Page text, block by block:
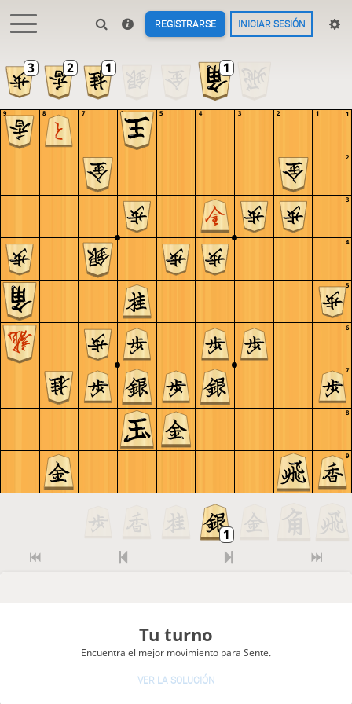
REGISTRARSE INICIAR SESIÓN
9
8
7
6
5
4
3
2
1
9 8 7 6 5 4 3 2 1
Tu turno
Encuentra el mejor movimiento para Sente.
VER LA SOLUCIÓN